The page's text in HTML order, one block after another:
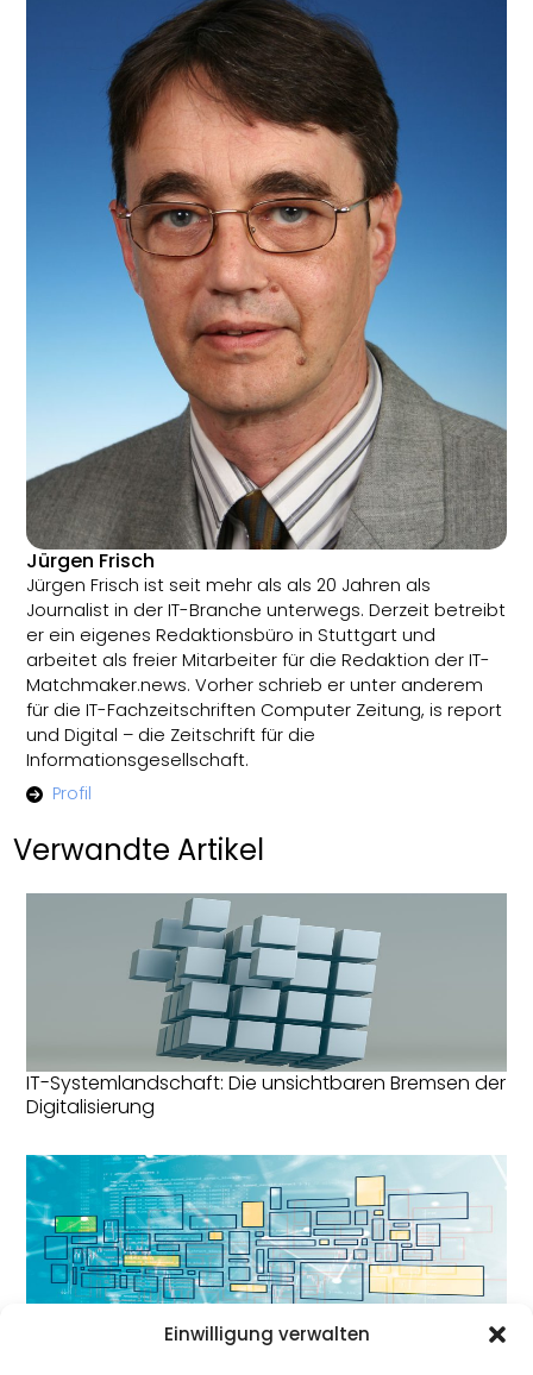
Einwilligung verwalten
Jürgen Frisch
Jürgen Frisch ist seit mehr als als 20 Jahren als
Journalist in der IT-Branche unterwegs. Derzeit betreibt
er ein eigenes Redaktionsbüro in Stuttgart und
arbeitet als freier Mitarbeiter für die Redaktion der IT-
Matchmaker.news. Vorher schrieb er unter anderem
für die IT-Fachzeitschriften Computer Zeitung, is report
und Digital – die Zeitschrift für die
Informationsgesellschaft.
Profil
Verwandte Artikel
IT-Systemlandschaft: Die unsichtbaren Bremsen der
Digitalisierung
Datenmodellierung: Grundlage für skalierbare